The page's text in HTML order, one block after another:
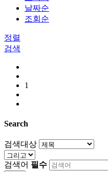
날짜순
조회순
정렬
검색
1
Search
검색대상
검색어 필수